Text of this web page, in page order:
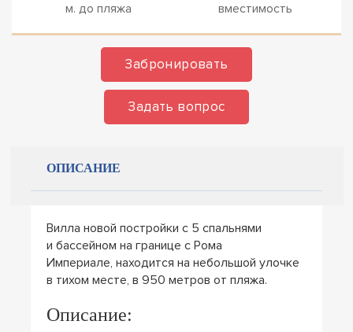
м. до пляжа вместимость
Забронировать
Задать вопрос
ОПИСАНИЕ
Вилла новой постройки с 5 спальнями
и бассейном на границе с Рома
Империале, находится на небольшой улочке
в тихом месте, в 950 метров от пляжа.
Описание: